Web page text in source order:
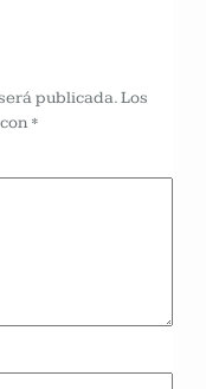
publicada.Los
*